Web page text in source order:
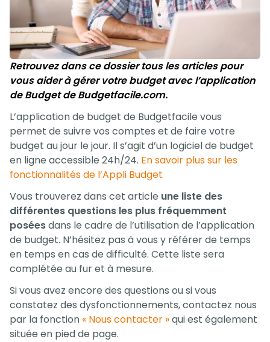
Retrouvez dans ce dossier tous les articles pour
vous aider à gérer votre budget avec l’application
de Budget de Budgetfacile.com.
L’application de budget de Budgetfacile vous
permet de suivre vos comptes et de faire votre
budget au jour le jour. Il s’agit d’un logiciel de budget
en ligne accessible 24h/24. En savoir plus sur les
fonctionnalités de l’Appli Budget
Vous trouverez dans cet article une liste des
différentes questions les plus fréquemment
poséesdans le cadre de l’utilisation de l’application
de budget. N’hésitez pas à vous y référer de temps
en temps en cas de difficulté. Cette liste sera
complétée au fur et à mesure.
Si vous avez encore des questions ou si vous
constatez des dysfonctionnements, contactez nous
par la fonction « Nous contacter »qui est également
située en pied de page.